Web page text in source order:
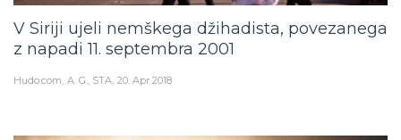
V Siriji ujeli nemškega džihadista, povezanega
z napadi 11. septembra 2001
Hudo.com A. G., STA 20. Apr 2018